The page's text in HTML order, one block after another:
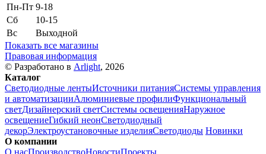
Пн-Пт 9-18
Сб
10-15
Вс
Выходной
Показать все магазины
Правовая информация
© Разработано в Arlight, 2026
Каталог
Светодиодные лентыИсточники питанияСистемы управления
и автоматизацииАлюминиевые профилиФункциональный
светДизайнерский светСистемы освещенияНаружное
освещениеГибкий неонСветодиодный
декорЭлектроустановочные изделияСветодиоды Новинки
О компании
О насПроизводствоНовостиПроекты